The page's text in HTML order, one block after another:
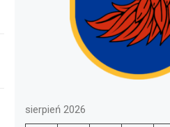
sierpień 2026